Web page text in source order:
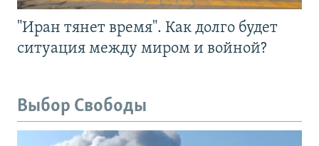
"Иран тянет время". Как долго будет
ситуация между миром и войной?
Выбор Свободы